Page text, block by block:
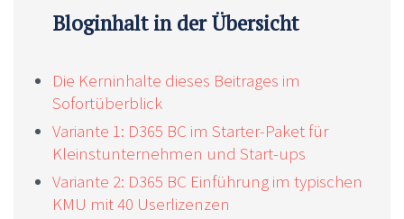
Bloginhalt in der Übersicht
Die Kerninhalte dieses Beitrages im
Sofortüberblick
Variante 1: D365 BC im Starter-Paket für
Kleinstunternehmen und Start-ups
Variante 2: D365 BC Einführung im typischen
KMU mit 40 Userlizenzen